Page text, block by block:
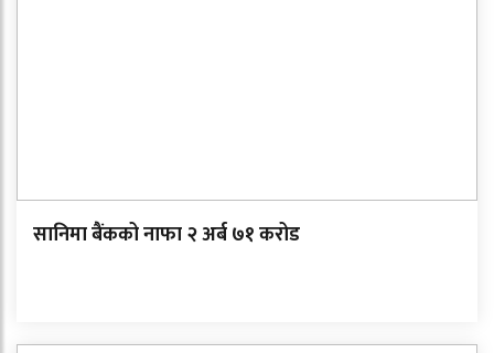
सानिमा बैंकको नाफा २ अर्ब ७१ करोड